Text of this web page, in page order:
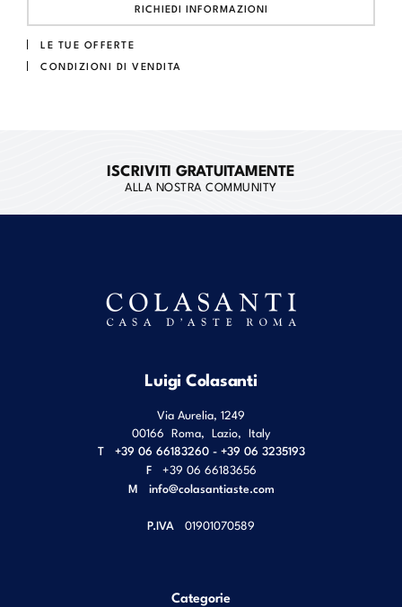
RICHIEDI INFORMAZIONI
LE TUE OFFERTE
CONDIZIONI DI VENDITA
ISCRIVITI GRATUITAMENTE
ALLA NOSTRA COMMUNITY
Luigi Colasanti
Via Aurelia, 1249
00166 Roma, Lazio, Italy
T
+39 06 66183260 - +39 06 3235193
F
+39 06 66183656
M info@colasantiaste.com
P.IVA 01901070589
Categorie